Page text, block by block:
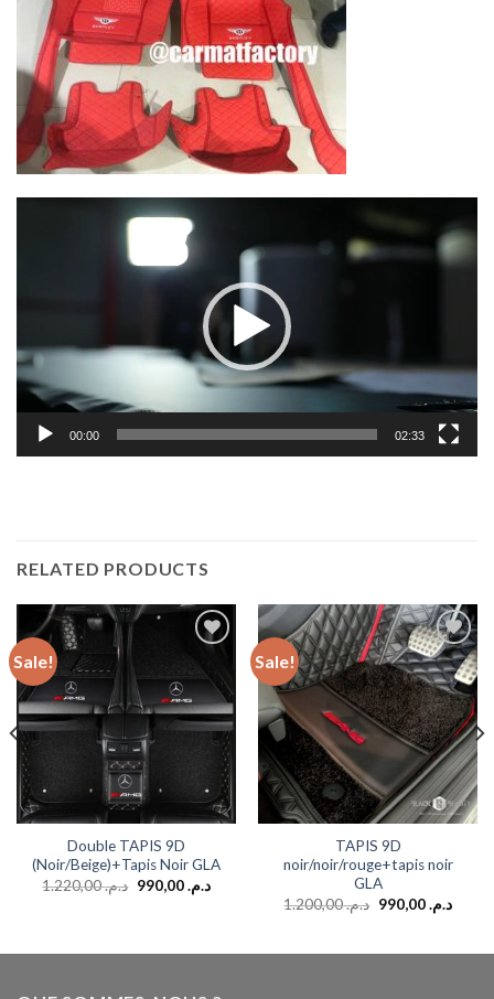
00:00 02:33
RELATED PRODUCTS
Sale!
Add to
wishlist
Double TAPIS 9D
(Noir/Beige)+Tapis Noir GLA
د.م.1.220,00 د.م.990,00
Sale!
Add to
wishlist
TAPIS 9D
noir/noir/rouge+tapis noir
GLA
د.م.1.200,00 د.م.990,00